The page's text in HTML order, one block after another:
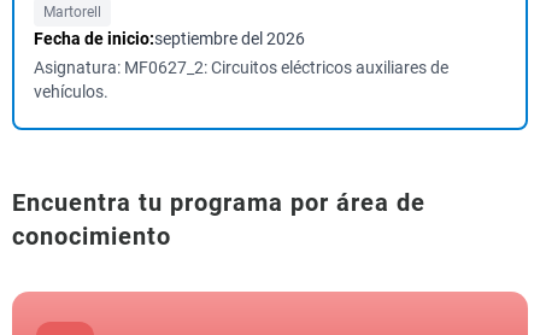
Martorell
Fecha de inicio:septiembre del 2026
Asignatura: MF0627_2: Circuitos eléctricos auxiliares de
vehículos.
Encuentra tu programa por área de
conocimiento